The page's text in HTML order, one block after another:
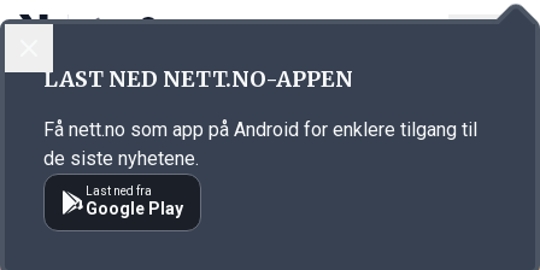
Annonsørinnhold
LAST NED NETT.NO-APPEN
Få nett.no som app på Android for enklere tilgang til
de siste nyhetene.
Last ned fra
Google Play